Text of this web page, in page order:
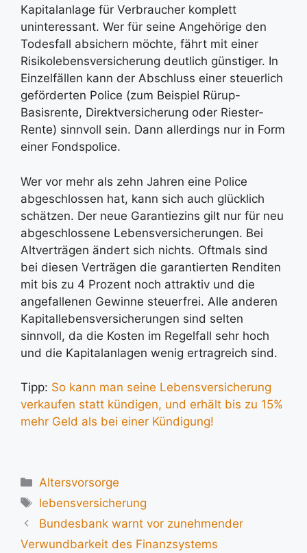
Kapitalanlage für Verbraucher komplett
uninteressant. Wer für seine Angehörige den
Todesfall absichern möchte, fährt mit einer
Risikolebensversicherung deutlich günstiger. In
Einzelfällen kann der Abschluss einer steuerlich
geförderten Police (zum Beispiel Rürup-
Basisrente, Direktversicherung oder Riester-
Rente) sinnvoll sein. Dann allerdings nur in Form
einer Fondspolice.
Wer vor mehr als zehn Jahren eine Police
abgeschlossen hat, kann sich auch glücklich
schätzen. Der neue Garantiezins gilt nur für neu
abgeschlossene Lebensversicherungen. Bei
Altverträgen ändert sich nichts. Oftmals sind
bei diesen Verträgen die garantierten Renditen
mit bis zu 4 Prozent noch attraktiv und die
angefallenen Gewinne steuerfrei. Alle anderen
Kapitallebensversicherungen sind selten
sinnvoll, da die Kosten im Regelfall sehr hoch
und die Kapitalanlagen wenig ertragreich sind.
Tipp: So kann man seine Lebensversicherung
verkaufen statt kündigen, und erhält bis zu 15%
mehr Geld als bei einer Kündigung!
Kategorien
Altersvorsorge
Schlagwörter
lebensversicherung
Bundesbank warnt vor zunehmender
Verwundbarkeit des Finanzsystems